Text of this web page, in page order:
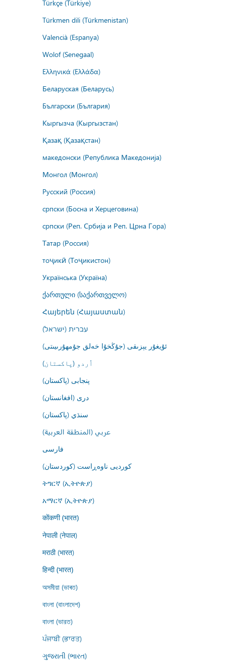
Türkçe (Türkiye)
Türkmen dili (Türkmenistan)
Valencià (Espanya)
Wolof (Senegaal)
Ελληνικά (Ελλάδα)
Беларуская (Беларусь)
Български (България)
Кыргызча (Кыргызстан)
Қазақ (Қазақстан)
македонски (Република Македонија)
Монгол (Монгол)
Русский (Россия)
српски (Босна и Херцеговина)
српски (Реп. Србија и Реп. Црна Гора)
Татар (Россия)
тоҷикӣ (Тоҷикистон)
Українська (Україна)
ქართული (საქართველო)
Հայերեն (Հայաստան)
עברית (ישראל)
ئۇيغۇر يېزىقى (جۇڭخۇا خەلق جۇمھۇرىيىتى)
اُردو (پاکستان)
پنجابی (پاکستان)
درى (افغانستان)
سنڌي (پاکستان)
عربي (المنطقة العربية)
فارسى
کوردیی ناوەڕاست (کوردستان)
ትግርኛ (ኢትዮጵያ)
አማርኛ (ኢትዮጵያ)
कोंकणी (भारत)
नेपाली (नेपाल)
मराठी (भारत)
हिन्दी (भारत)
অসমীয়া (ভাৰত)
বাংলা (বাংলাদেশ)
বাংলা (ভারত)
ਪੰਜਾਬੀ (ਭਾਰਤ)
ગુજરાતી (ભારત)